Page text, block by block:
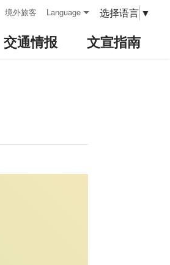
境外旅客 Language 选择语言 ▼
交通情报 文宣指南